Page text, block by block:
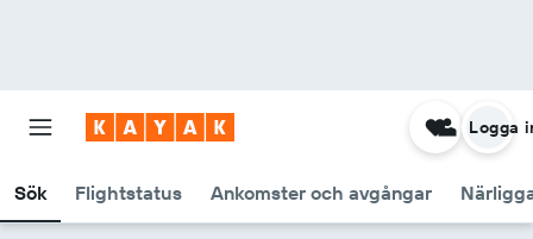
Sök Flightstatus Ankomster och avgångar
Logga